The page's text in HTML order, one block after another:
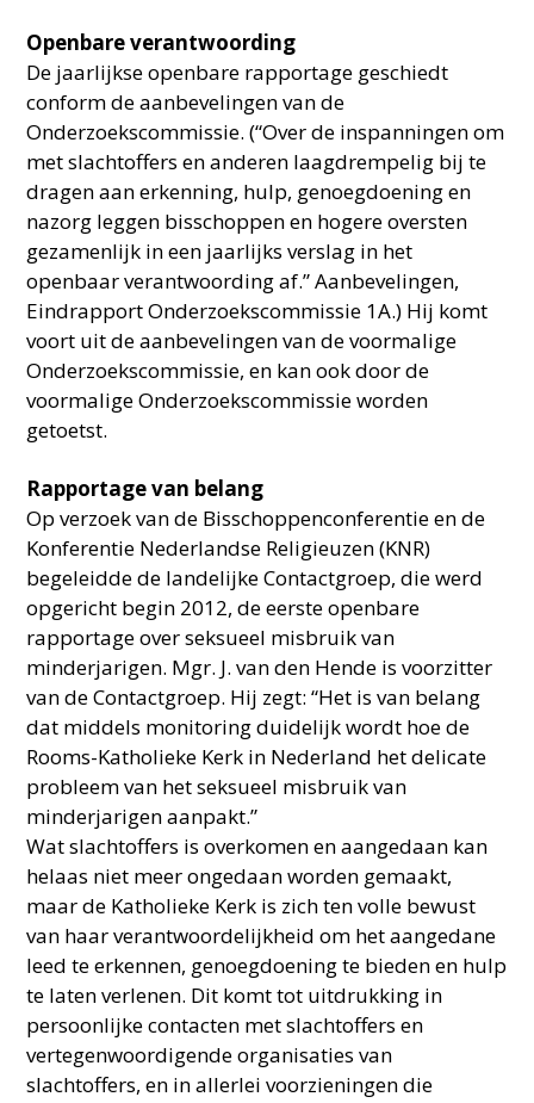
Openbare verantwoording
De jaarlijkse openbare rapportage geschiedt
conform de aanbevelingen van de
Onderzoekscommissie. (“Over de inspanningen om
met slachtoffers en anderen laagdrempelig bij te
dragen aan erkenning, hulp, genoegdoening en
nazorg leggen bisschoppen en hogere oversten
gezamenlijk in een jaarlijks verslag in het
openbaar verantwoording af.” Aanbevelingen,
Eindrapport Onderzoekscommissie 1A.) Hij komt
voort uit de aanbevelingen van de voormalige
Onderzoekscommissie, en kan ook door de
voormalige Onderzoekscommissie worden
getoetst.
Rapportage van belang
Op verzoek van de Bisschoppenconferentie en de
Konferentie Nederlandse Religieuzen (KNR)
begeleidde de landelijke Contactgroep, die werd
opgericht begin 2012, de eerste openbare
rapportage over seksueel misbruik van
minderjarigen. Mgr. J. van den Hende is voorzitter
van de Contactgroep. Hij zegt: “Het is van belang
dat middels monitoring duidelijk wordt hoe de
Rooms-Katholieke Kerk in Nederland het delicate
probleem van het seksueel misbruik van
minderjarigen aanpakt.”
Wat slachtoffers is overkomen en aangedaan kan
helaas niet meer ongedaan worden gemaakt,
maar de Katholieke Kerk is zich ten volle bewust
van haar verantwoordelijkheid om het aangedane
leed te erkennen, genoegdoening te bieden en hulp
te laten verlenen. Dit komt tot uitdrukking in
persoonlijke contacten met slachtoffers en
vertegenwoordigende organisaties van
slachtoffers, en in allerlei voorzieningen die